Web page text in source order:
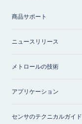
商品サポート
ニュースリリース
メトロールの技術
アプリケーション
センサのテクニカルガイド